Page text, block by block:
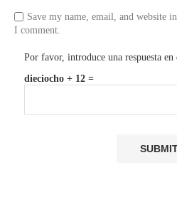
Save my name, email, and website
I comment.
Por favor, introduce una respuesta en
dieciocho + 12 =